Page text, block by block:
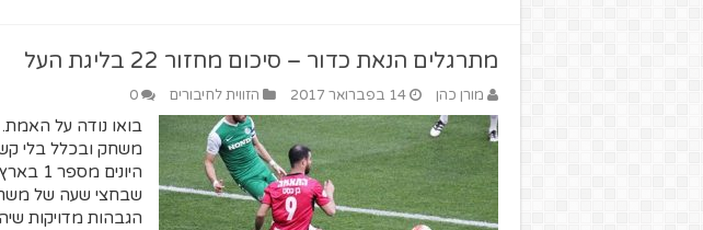
מתרגלים הנאת כדור – סיכום מחזור 22 בליגת העל
מורן כהן 14 בפברואר 2017 הזווית לחיבורים 0
בואו נודה על
משחק ובכלל בלי
היונים
שבחצי שעה של
הגבהות מדויקות